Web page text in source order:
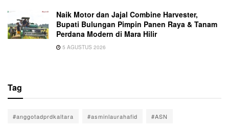
Naik Motor dan Jajal Combine Harvester,
Bupati Bulungan Pimpin Panen Raya & Tanam
Perdana Modern di Mara Hilir
5 AGUSTUS 2026
Tag
#anggotadprdkaltara #asminlaurahafid #ASN